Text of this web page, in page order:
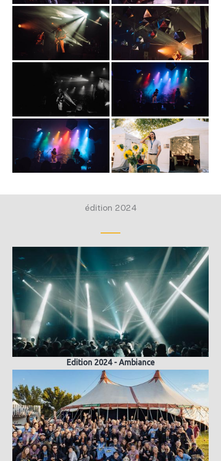
édition 2024
Edition 2024 - Ambiance